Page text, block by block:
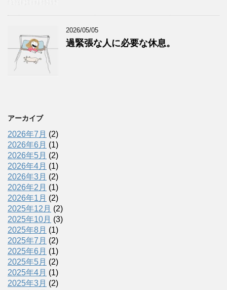
2026/05/05
過緊張な人に必要な休息。
アーカイブ
2026年7月 (2)
2026年6月 (1)
2026年5月 (2)
2026年4月 (1)
2026年3月 (2)
2026年2月 (1)
2026年1月 (2)
2025年12月 (2)
2025年10月 (3)
2025年8月 (1)
2025年7月 (2)
2025年6月 (1)
2025年5月 (2)
2025年4月 (1)
2025年3月 (2)